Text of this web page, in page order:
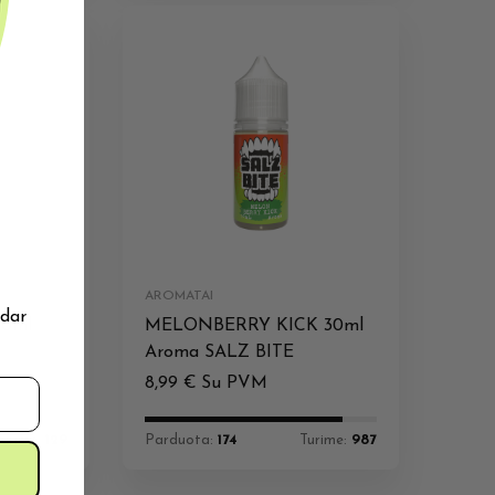
AROMATAI
MELONBERRY KICK 30ml
Aroma SALZ BITE
8,99 € Su PVM
Parduota: 174 Turime: 987